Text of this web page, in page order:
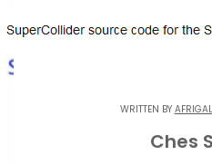
WRITTEN BY AFRIGAL
Ches